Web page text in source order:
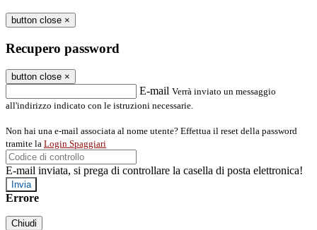
button close ×
Recupero password
button close ×
E-mail Verrà inviato un messaggio
all'indirizzo indicato con le istruzioni necessarie.
Non hai una e-mail associata al nome utente? Effettua il reset della password
tramite la Login Spaggiari
E-mail inviata, si prega di controllare la casella di posta elettronica!
Errore
Chiudi